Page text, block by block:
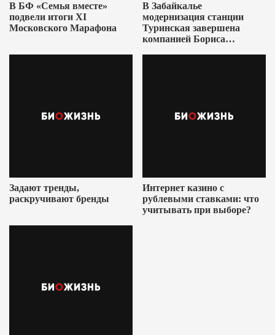
В БФ «Семья вместе»
подвели итоги XI
Московского Марафона
В Забайкалье
модернизация станции
Туринская завершена
компанией Бориса
Задают тренды,
раскручивают бренды
Интернет казино с
рублевыми ставками: что
учитывать при выборе?